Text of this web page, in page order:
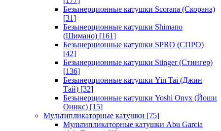
Безынерционные катушки Scorana (Скорана)
[31]
Безынерционные катушки Shimano
(Шимано) [161]
Безынерционные катушки SPRO (СПРО)
[42]
Безынерционные катушки Stinger (Стингер)
[136]
Безынерционные катушки Yin Tai (Джин
Тай) [32]
Безынерционные катушки Yoshi Onyx (Йоши
Оникс) [15]
Мультипликаторные катушки [75]
Мультипликаторные катушки Abu Garcia